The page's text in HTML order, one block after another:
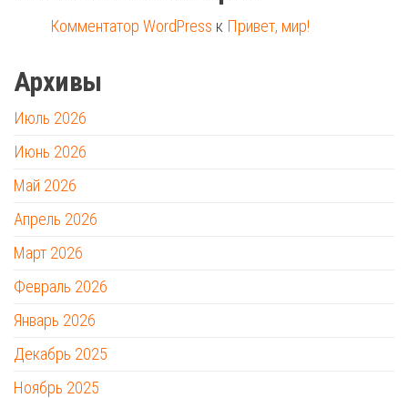
Комментатор WordPress к Привет, мир!
Архивы
Июль 2026
Июнь 2026
Май 2026
Апрель 2026
Март 2026
Февраль 2026
Январь 2026
Декабрь 2025
Ноябрь 2025